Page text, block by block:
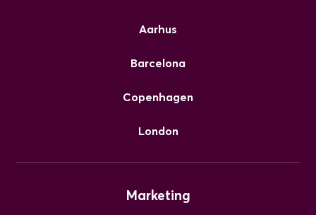
Aarhus
Barcelona
Copenhagen
London
Marketing